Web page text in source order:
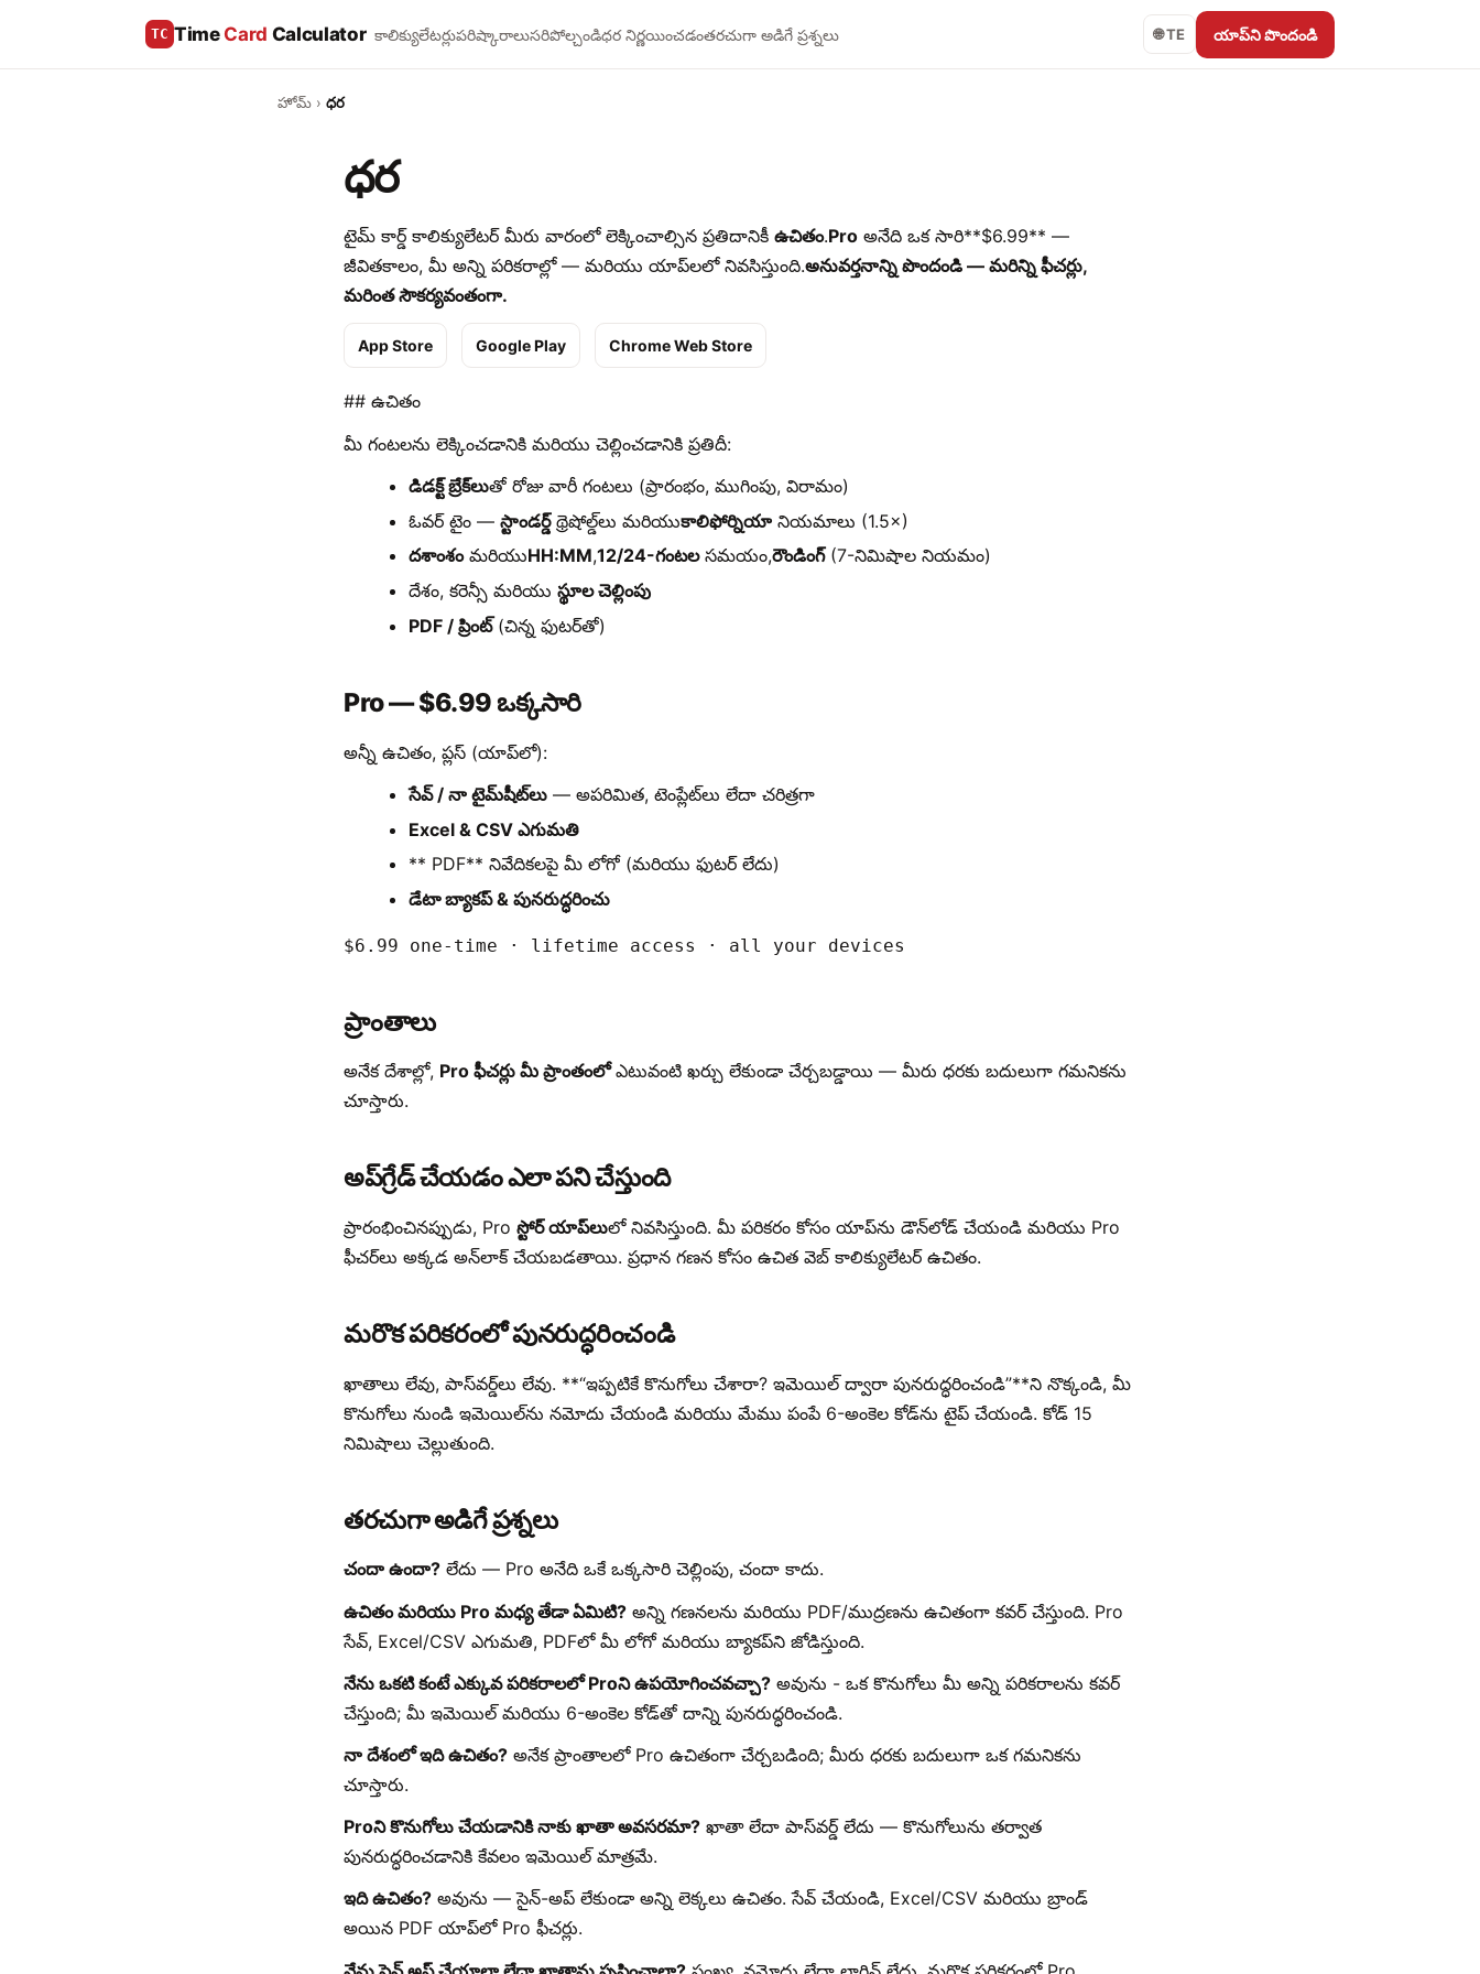
TC Time Card Calculator కాలిక్యులేటర్లుపరిష్కారాలుసరిపోల్చండిధర నిర్ణయించడంతరచుగా అడిగే ప్రశ్నలు 🌐 TE యాప్‌ని పొందండి
హోమ్ › ధర
ధర
టైమ్ కార్డ్ కాలిక్యులేటర్ మీరు వారంలో లెక్కించాల్సిన ప్రతిదానికీ ఉచితం.Pro అనేది ఒక సారి**$6.99** —
జీవితకాలం, మీ అన్ని పరికరాల్లో — మరియు యాప్‌లలో నివసిస్తుంది.అనువర్తనాన్ని పొందండి — మరిన్ని ఫీచర్లు,
మరింత సౌకర్యవంతంగా.
App Store Google Play Chrome Web Store
## ఉచితం
మీ గంటలను లెక్కించడానికి మరియు చెల్లించడానికి ప్రతిదీ:
డిడక్ట్ బ్రేక్‌లుతో రోజు వారీ గంటలు (ప్రారంభం, ముగింపు, విరామం)
ఓవర్ టైం —స్టాండర్డ్థ్రెషోల్డ్‌లు మరియుకాలిఫోర్నియా నియమాలు (1.5×)
దశాంశంమరియుHH:MM,12/24-గంటలసమయం,రౌండింగ్(7-నిమిషాల నియమం)
దేశం, కరెన్సీ మరియుస్థూల చెల్లింపు
PDF / ప్రింట్(చిన్న ఫుటర్‌తో)
Pro — $6.99 ఒక్కసారి
అన్నీ ఉచితం, ప్లస్ (యాప్‌లో):
సేవ్ / నా టైమ్‌షీట్‌లు — అపరిమిత, టెంప్లేట్‌లు లేదా చరిత్రగా
Excel & CSV ఎగుమతి
** PDF** నివేదికలపై మీ లోగో (మరియు ఫుటర్ లేదు)
డేటా బ్యాకప్ & పునరుద్ధరించు
$6.99 one-time · lifetime access · all your devices
ప్రాంతాలు
అనేక దేశాల్లో, Pro ఫీచర్లు మీ ప్రాంతంలోఎటువంటి ఖర్చు లేకుండా చేర్చబడ్డాయి — మీరు ధరకు బదులుగా గమనికను
చూస్తారు.
అప్‌గ్రేడ్ చేయడం ఎలా పని చేస్తుంది
ప్రారంభించినప్పుడు, Pro స్టోర్ యాప్‌లులో నివసిస్తుంది. మీ పరికరం కోసం యాప్‌ను డౌన్‌లోడ్ చేయండి మరియు Pro
ఫీచర్‌లు అక్కడ అన్‌లాక్ చేయబడతాయి. ప్రధాన గణన కోసం ఉచిత వెబ్ కాలిక్యులేటర్ ఉచితం.
మరొక పరికరంలో పునరుద్ధరించండి
ఖాతాలు లేవు, పాస్‌వర్డ్‌లు లేవు. **“ఇప్పటికే కొనుగోలు చేశారా? ఇమెయిల్ ద్వారా పునరుద్ధరించండి”**ని నొక్కండి, మీ
కొనుగోలు నుండి ఇమెయిల్‌ను నమోదు చేయండి మరియు మేము పంపే 6-అంకెల కోడ్‌ను టైప్ చేయండి. కోడ్ 15
నిమిషాలు చెల్లుతుంది.
తరచుగా అడిగే ప్రశ్నలు
చందా ఉందా? లేదు — Pro అనేది ఒకే ఒక్కసారి చెల్లింపు, చందా కాదు.
ఉచితం మరియు Pro మధ్య తేడా ఏమిటి? అన్ని గణనలను మరియు PDF/ముద్రణను ఉచితంగా కవర్ చేస్తుంది. Pro
సేవ్, Excel/CSV ఎగుమతి, PDFలో మీ లోగో మరియు బ్యాకప్‌ని జోడిస్తుంది.
నేను ఒకటి కంటే ఎక్కువ పరికరాలలో Proని ఉపయోగించవచ్చా? అవును - ఒక కొనుగోలు మీ అన్ని పరికరాలను కవర్
చేస్తుంది; మీ ఇమెయిల్ మరియు 6-అంకెల కోడ్‌తో దాన్ని పునరుద్ధరించండి.
నా దేశంలో ఇది ఉచితం? అనేక ప్రాంతాలలో Pro ఉచితంగా చేర్చబడింది; మీరు ధరకు బదులుగా ఒక గమనికను
చూస్తారు.
Proని కొనుగోలు చేయడానికి నాకు ఖాతా అవసరమా? ఖాతా లేదా పాస్‌వర్డ్ లేదు — కొనుగోలును తర్వాత
పునరుద్ధరించడానికి కేవలం ఇమెయిల్ మాత్రమే.
ఇది ఉచితం? అవును — సైన్-అప్ లేకుండా అన్ని లెక్కలు ఉచితం. సేవ్ చేయండి, Excel/CSV మరియు బ్రాండ్
అయిన PDF యాప్‌లో Pro ఫీచర్లు.